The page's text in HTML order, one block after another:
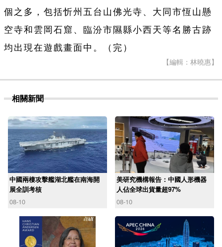
個之多，包括忻州五台山佛光寺、大同市恆山懸
空寺和雲岡石窟、臨汾市隰縣小西天等名勝古跡
均出現在遊戲畫面中。（完）
【編輯：林曉惠】
相關新聞
中國兩棲攻擊艦湖北艦在南海開
展全訓考核
08-10
美研究機構報告：中國人形機器
人佔全球出貨量超97%
08-10